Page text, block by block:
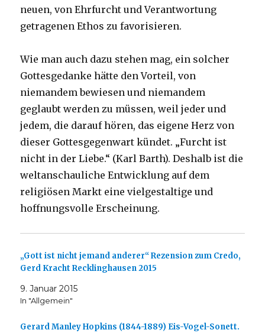
neuen, von Ehrfurcht und Verantwortung
getragenen Ethos zu favorisieren.
Wie man auch dazu stehen mag, ein solcher
Gottesgedanke hätte den Vorteil, von
niemandem bewiesen und niemandem
geglaubt werden zu müssen, weil jeder und
jedem, die darauf hören, das eigene Herz von
dieser Gottesgegenwart kündet. „Furcht ist
nicht in der Liebe.“ (Karl Barth). Deshalb ist die
weltanschauliche Entwicklung auf dem
religiösen Markt eine vielgestaltige und
hoffnungsvolle Erscheinung.
„Gott ist nicht jemand anderer“ Rezension zum Credo,
Gerd Kracht Recklinghausen 2015
9. Januar 2015
In "Allgemein"
Gerard Manley Hopkins (1844-1889) Eis-Vogel-Sonett.